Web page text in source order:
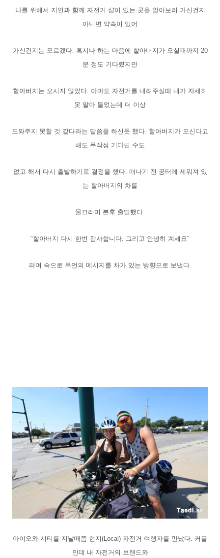
나를 위해서 지인과 함께 자전거 샵이 있는 곳을 알아보러 가신건지
아니면 약속이 있어
가신건지는 모르겠다. 혹시나 하는 마음에 할아버지가 오실때까지 20
분 정도 기다렸지만
할아버지는 오시지 않았다. 아마도 자전거를 내려주실때 내가 자세히
못 알아 들었는데 더 이상
도와주지 못할 것 같다라는 말씀을 하신듯 했다. 할아버지가 오신다고
해도 무작정 기다릴 수도
없고 해서 다시 출발하기로 결정을 했다. 떠나기 전 공터에 세워져 있
는 할아버지의 차를
물끄러미 본후 출발했다.
"할아버지 다시 한번 감사합니다. 그리고 안녕히 계세요"
라며 속으로 무언의 메시지를 차가 있는 방향으로 보냈다.
아이오와 시티를 지날때쯤 현지(Local) 자전거 여행자를 만났다. 커플
인데 내 자전거의 브랜드와